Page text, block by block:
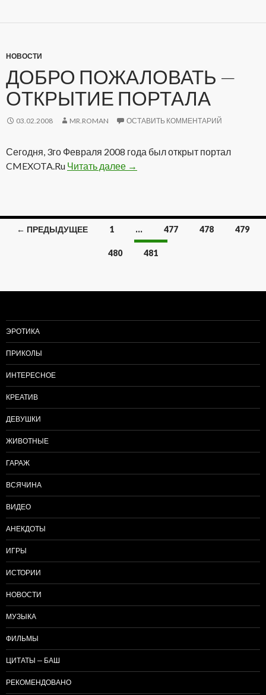
НОВОСТИ
ДОБРО ПОЖАЛОВАТЬ —
ОТКРЫТИЕ ПОРТАЛА
03.02.2008 MR.ROMAN ОСТАВИТЬ КОММЕНТАРИЙ
Сегодня, 3го Февраля 2008 года был открыт портал
CMEXOTA.Ru Читать далее Добро пожаловать — Открытие
→
записям
← ПРЕДЫДУЩЕЕ 1 … 477 478 479
480 481
ЭРОТИКА
ПРИКОЛЫ
ИНТЕРЕСНОЕ
КРЕАТИВ
ДЕВУШКИ
ЖИВОТНЫЕ
ГАРАЖ
ВСЯЧИНА
ВИДЕО
АНЕКДОТЫ
ИГРЫ
ИСТОРИИ
НОВОСТИ
МУЗЫКА
ФИЛЬМЫ
ЦИТАТЫ — БАШ
РЕКОМЕНДОВАНО